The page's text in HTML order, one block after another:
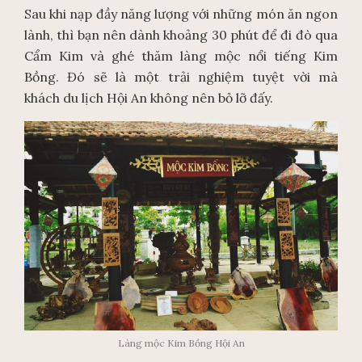
Sau khi nạp đầy năng lượng với những món ăn ngon
lành, thì bạn nên dành khoảng 30 phút để đi đò qua
Cẩm Kim và ghé thăm làng mộc nổi tiếng Kim
Bồng. Đó sẽ là một trải nghiệm tuyệt vời mà
khách du lịch Hội An không nên bỏ lỡ đấy.
Làng mộc Kim Bồng Hội An